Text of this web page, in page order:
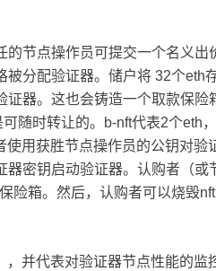
节点操作员可提交一个名义出
分配验证器。储户将 32个eth
证器。这也会铸造一个取款保险
随时转让的。b-nft代表2个eth
用获胜节点操作员的公钥对验
密钥启动验证器。认购者（或
险箱。然后，认购者可以烧毁nft
并代表对验证器节点性能的监